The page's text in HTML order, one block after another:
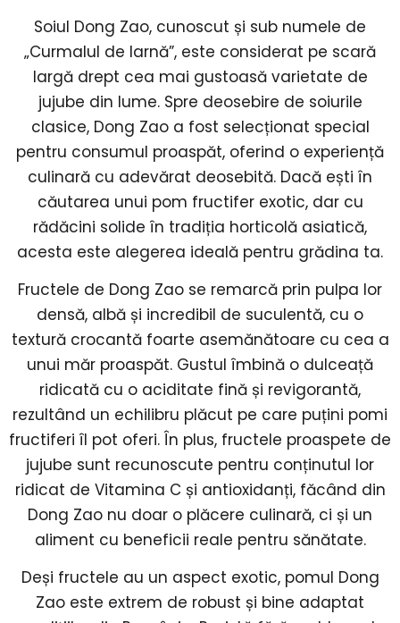
Soiul Dong Zao, cunoscut și sub numele de
„Curmalul de Iarnă”, este considerat pe scară
largă drept cea mai gustoasă varietate de
jujube din lume. Spre deosebire de soiurile
clasice, Dong Zao a fost selecționat special
pentru consumul proaspăt, oferind o experiență
culinară cu adevărat deosebită. Dacă ești în
căutarea unui pom fructifer exotic, dar cu
rădăcini solide în tradiția horticolă asiatică,
acesta este alegerea ideală pentru grădina ta.
Fructele de Dong Zao se remarcă prin pulpa lor
densă, albă și incredibil de suculentă, cu o
textură crocantă foarte asemănătoare cu cea a
unui măr proaspăt. Gustul îmbină o dulceață
ridicată cu o aciditate fină și revigorantă,
rezultând un echilibru plăcut pe care puțini pomi
fructiferi îl pot oferi. În plus, fructele proaspete de
jujube sunt recunoscute pentru conținutul lor
ridicat de Vitamina C și antioxidanți, făcând din
Dong Zao nu doar o plăcere culinară, ci și un
aliment cu beneficii reale pentru sănătate.
Deși fructele au un aspect exotic, pomul Dong
Zao este extrem de robust și bine adaptat